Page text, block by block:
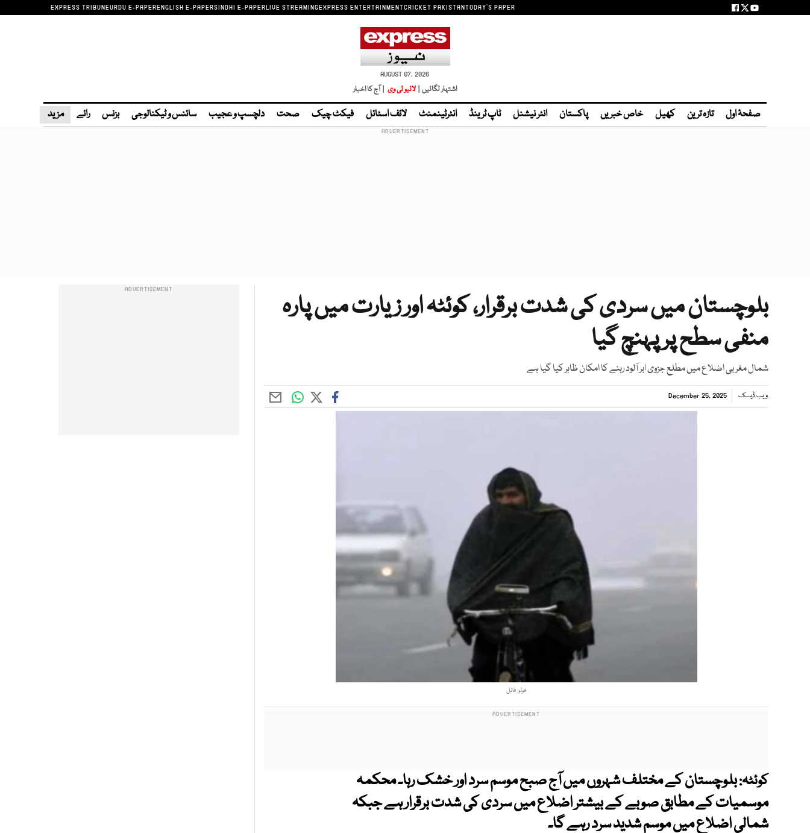
EXPRESS TRIBUNEURDU E-PAPERENGLISH E-PAPERSINDHI E-PAPERLIVE STREAMINGEXPRESS ENTERTAINMENTCRICKET PAKISTANTODAY'S PAPER
AUGUST 07, 2026
اشتہار لگائیں | لائیو ٹی وی | آج کا اخبار
صفحۂ اول تازہ ترین کھیل خاص خبریں پاکستان انٹر نیشنل ٹاپ ٹرینڈ انٹرٹینمنٹ لائف اسٹائل فیکٹ چیک صحت دلچسپ و عجیب سائنس و ٹیکنالوجی بزنس رائے مزید
بلوچستان میں سردی کی شدت برقرار، کوئٹہ اور زیارت میں پارہ
منفی سطح پر پہنچ گیا
شمال مغربی اضلاع میں مطلع جزوی ابر آلود رہنے کا امکان ظاہر کیا گیا ہے
ویب ڈیسک December 25, 2025
فوٹو: فائل
کوئٹہ:بلوچستان کے مختلف شہروں میں آج صبح موسم سرد اور خشک رہا۔ محکمہ
موسمیات کے مطابق صوبے کے بیشتر اضلاع میں سردی کی شدت برقرار ہے جبکہ
شمالی اضلاع میں موسم شدید سرد رہے گا۔